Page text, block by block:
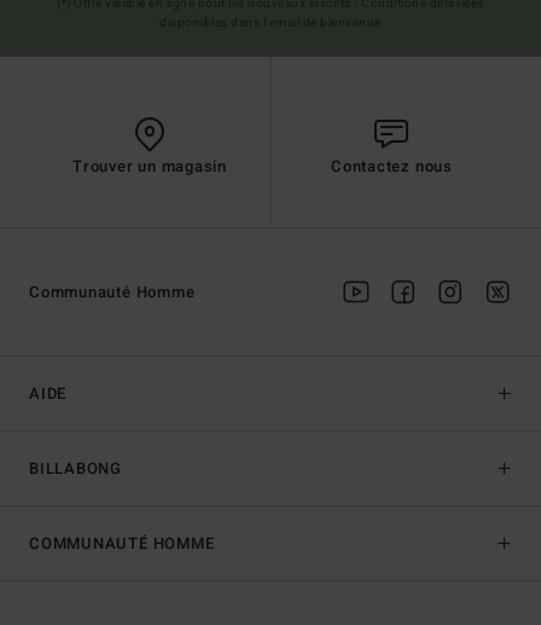
Trouver un magasin Contactez nous
AIDE
BILLABONG
Communauté Homme
COMMUNAUTÉ HOMME